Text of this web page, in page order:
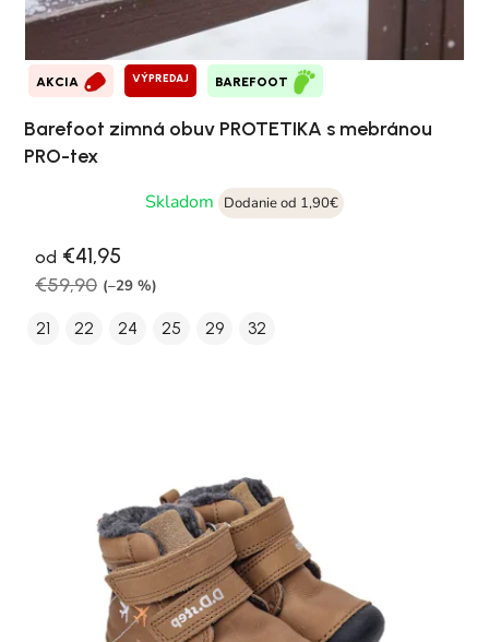
AKCIA VÝPREDAJ BAREFOOT
Barefoot zimná obuv PROTETIKA s mebránou
PRO-tex
Skladom
Dodanie od 1,90€
od €41,95
€59,90 (–29 %)
21 22 24 25 29 32